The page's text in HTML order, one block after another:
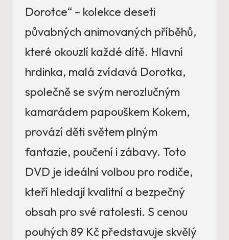
Dorotce“ – kolekce deseti
půvabných animovaných příběhů,
které okouzlí každé dítě. Hlavní
hrdinka, malá zvídavá Dorotka,
společně se svým nerozlučným
kamarádem papouškem Kokem,
provází děti světem plným
fantazie, poučení i zábavy. Toto
DVD je ideální volbou pro rodiče,
kteří hledají kvalitní a bezpečný
obsah pro své ratolesti. S cenou
pouhých 89 Kč představuje skvělý